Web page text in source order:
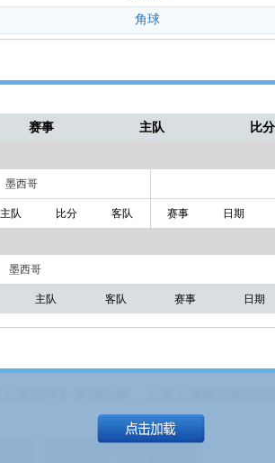
角球
赛事 主队 比分
墨西哥
主队 比分 客队 赛事 日期
墨西哥
主队 客队 赛事 日期